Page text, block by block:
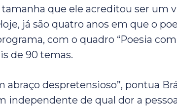
tamanha que ele acreditou ser um
já são quatro anos em que o
com o quadro “Poesia
de 90 temas.
abraço despretensioso”, pontua
independente de qual dor a